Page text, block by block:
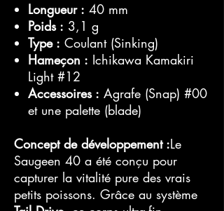
Longueur : 40 mm
Poids : 3,1 g
Type : Coulant (Sinking)
Hameçon : Ichikawa Kamakiri
Light #12
Accessoires : Agrafe (Snap) #00
et une palette (blade)
Concept de développement :Le
Saugeen 40 a été conçu pour
capturer la vitalité pure des vrais
petits poissons. Grâce au système